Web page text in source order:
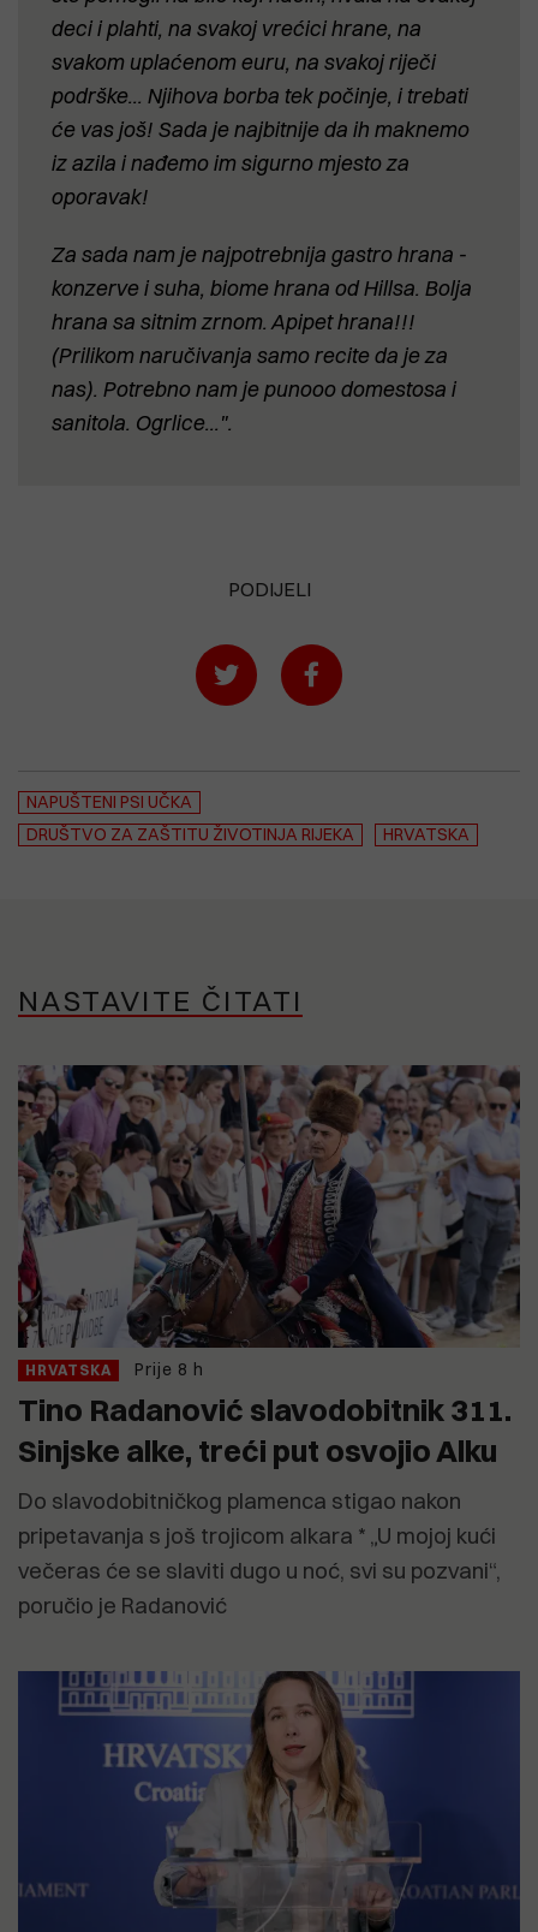
deci i plahti, na svakoj vrećici hrane, na
svakom uplaćenom euru, na svakoj riječi
podrške... Njihova borba tek počinje, i trebati
će vas još! Sada je najbitnije da ih maknemo
iz azila i nađemo im sigurno mjesto za
oporavak!
Za sada nam je najpotrebnija gastro hrana -
konzerve i suha, biome hrana od Hillsa. Bolja
hrana sa sitnim zrnom. Apipet hrana!!!
(Prilikom naručivanja samo recite da je za
nas). Potrebno nam je punooo domestosa i
sanitola. Ogrlice...".
PODIJELI
NAPUŠTENI PSI UČKA
DRUŠTVO ZA ZAŠTITU ŽIVOTINJA RIJEKA
HRVATSKA
NASTAVITE ČITATI
HRVATSKA Prije 8 h
Tino Radanović slavodobitnik 311.
Sinjske alke, treći put osvojio Alku
Do slavodobitničkog plamenca stigao nakon
pripetavanja s još trojicom alkara * „U mojoj kući
večeras će se slaviti dugo u noć, svi su pozvani“,
poručio je Radanović